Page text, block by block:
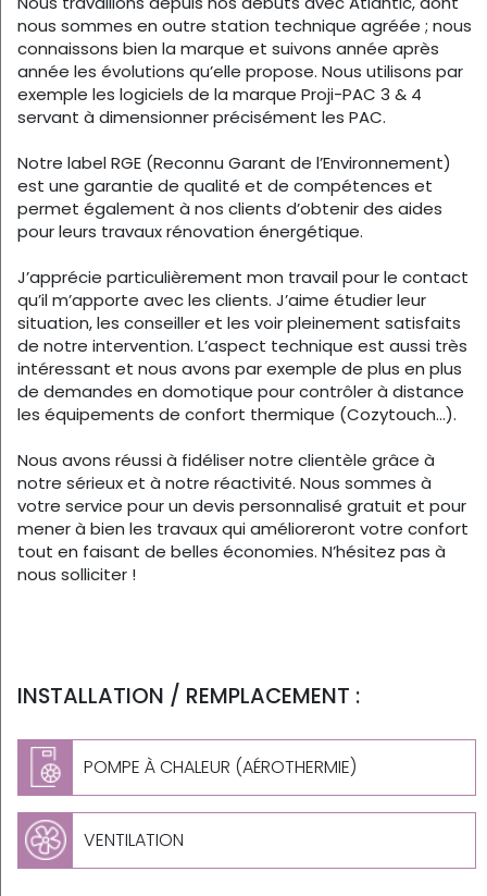
nous sommes en outre station technique agréée ; nous
connaissons bien la marque et suivons année après
année les évolutions qu’elle propose. Nous utilisons par
exemple les logiciels de la marque Proji-PAC 3 & 4
servant à dimensionner précisément les PAC.
Notre label RGE (Reconnu Garant de l’Environnement)
est une garantie de qualité et de compétences et
permet également à nos clients d’obtenir des aides
pour leurs travaux rénovation énergétique.
J’apprécie particulièrement mon travail pour le contact
qu’il m’apporte avec les clients. J’aime étudier leur
situation, les conseiller et les voir pleinement satisfaits
de notre intervention. L’aspect technique est aussi très
intéressant et nous avons par exemple de plus en plus
de demandes en domotique pour contrôler à distance
les équipements de confort thermique (Cozytouch…).
Nous avons réussi à fidéliser notre clientèle grâce à
notre sérieux et à notre réactivité. Nous sommes à
votre service pour un devis personnalisé gratuit et pour
mener à bien les travaux qui amélioreront votre confort
tout en faisant de belles économies. N’hésitez pas à
nous solliciter !
INSTALLATION / REMPLACEMENT :
POMPE À CHALEUR (AÉROTHERMIE)
VENTILATION